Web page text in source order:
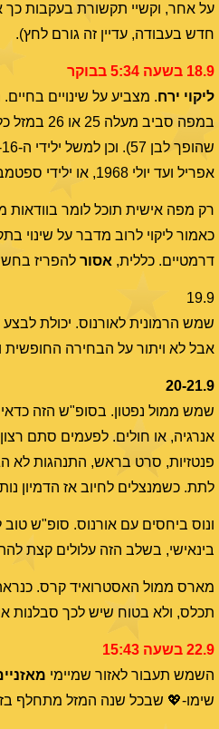
על אחר, וקשיי תקשורת בעקבות כך
חדש בעבודה, עדיין זה גורם לחץ).
18.9 בשעה 5:34 בבוקר
ליקוי ירח. מצביע על שינויים
במפה
אפריל ועד יולי 1968, או ילידי ספטמבר-אוקטובר 1969, וכן ילידי הטווח שבין מרץ ועד לאוגוסט 1970, ועוד רבים-רבים
רק מפה אישית תוכל לומר בוודאות
כאמור ליקוי לרוב מדבר על שינוי
דרמטיים. כללית, אסור להפריז
19.9
שמש הרמונית לאורנוס. יכולת
אבל לא ויתור על הבחירה החופשית
20-21.9
שמש ממול נפטון. בסופ"ש הזה כדאי
אנרגיה, או חולים. לפעמים סתם
פנטזיות, סרט בראש, התנהגות לא
לתת. כשמנצלים לחיוב אז הדמיון
ונוס ביחסים עם אורנוס. סופ"ש
בינאישי, בשלב הזה עלולים קצת
מארס ממול האסטרואיד קרס. כנראה
תכלס, ולא בטוח שיש לכך סבלנות
22.9 בשעה 15:43
השמש תעבור לאזור שמיימי
שימו-💖 שבכל שנה המזל מתחלף